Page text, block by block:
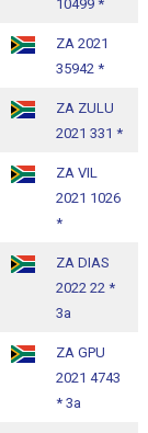
10499 *
ZA 2021
35942 *
ZA ZULU
2021 331 *
ZA VIL
2021 1026
*
ZA DIAS
2022 22 *
3a
ZA GPU
2021 4743
* 3a